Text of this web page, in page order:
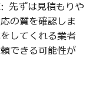
: 先ずは見積もりや
の質を確認しま
してくれる業者
できる可能性が